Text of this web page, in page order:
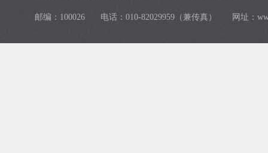
邮编：100026 电话：010-82029959（兼传真） 网址：